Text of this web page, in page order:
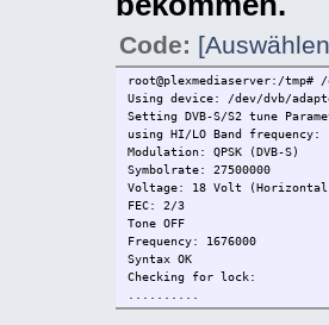
Code:
root@plexmediaserver:/tmp#
Using device: /dev/dvb/
Setting DVB-S/S2 tune
using HI/LO Band frequency:
Modulation: QPSK (DVB-S)
Symbolrate: 27500000
Voltage: 18 Volt
FEC: 2/3
Tone OFF
Frequency: 1676000
Syntax OK
Checking for lock:
..........